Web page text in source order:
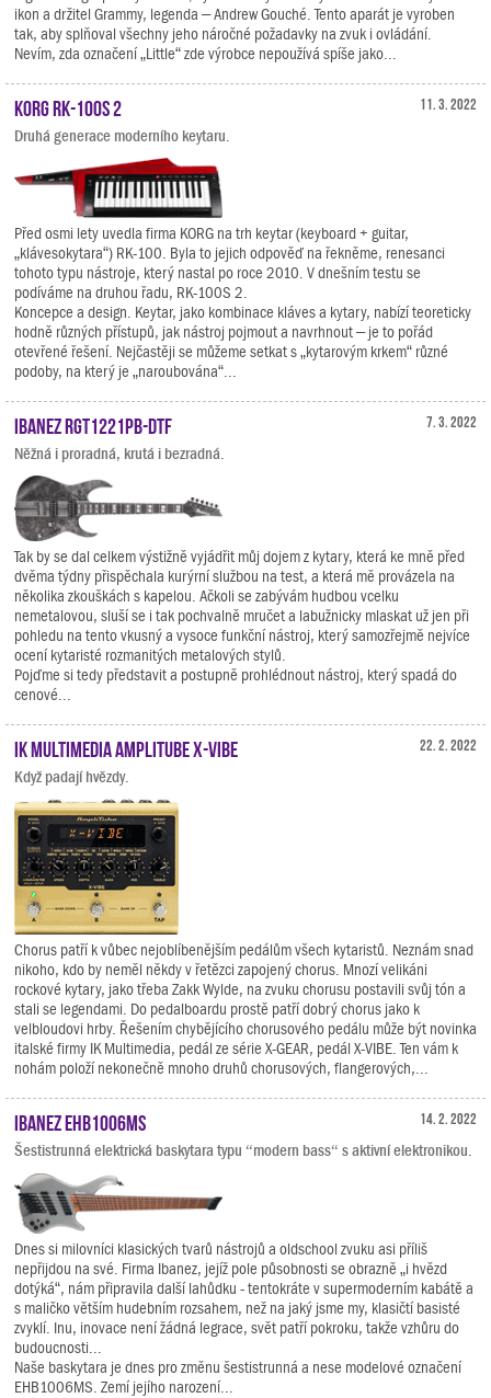
ikon a držitel Grammy, legenda – Andrew Gouché. Tento aparát je vyroben
tak, aby splňoval všechny jeho náročné požadavky na zvuk i ovládání.
Nevím, zda označení „Little“ zde výrobce nepoužívá spíše jako...
11. 3. 2022
KORG RK-100S 2
Druhá generace moderního keytaru.
Před osmi lety uvedla firma KORG na trh keytar (keyboard + guitar,
„klávesokytara“) RK-100. Byla to jejich odpověď na řekněme, renesanci
tohoto typu nástroje, který nastal po roce 2010. V dnešním testu se
podíváme na druhou řadu, RK-100S 2.
Koncepce a design. Keytar, jako kombinace kláves a kytary, nabízí teoreticky
hodně různých přístupů, jak nástroj pojmout a navrhnout – je to pořád
otevřené řešení. Nejčastěji se můžeme setkat s „kytarovým krkem“ různé
podoby, na který je „naroubována“...
7. 3. 2022
Ibanez RGT1221PB-DTF
Něžná i proradná, krutá i bezradná.
Tak by se dal celkem výstižně vyjádřit můj dojem z kytary, která ke mně před
dvěma týdny přispěchala kurýrní službou na test, a která mě provázela na
několika zkouškách s kapelou. Ačkoli se zabývám hudbou vcelku
nemetalovou, sluší se i tak pochvalně mručet a labužnicky mlaskat už jen při
pohledu na tento vkusný a vysoce funkční nástroj, který samozřejmě nejvíce
ocení kytaristé rozmanitých metalových stylů.
Pojďme si tedy představit a postupně prohlédnout nástroj, který spadá do
cenové...
22. 2. 2022
IK Multimedia AmpliTube X-VIBE
Když padají hvězdy.
Chorus patří k vůbec nejoblíbenějším pedálům všech kytaristů. Neznám snad
nikoho, kdo by neměl někdy v řetězci zapojený chorus. Mnozí velikáni
rockové kytary, jako třeba Zakk Wylde, na zvuku chorusu postavili svůj tón a
stali se legendami. Do pedalboardu prostě patří dobrý chorus jako k
velbloudovi hrby. Řešením chybějícího chorusového pedálu může být novinka
italské firmy IK Multimedia, pedál ze série X-GEAR, pedál X-VIBE. Ten vám k
nohám položí nekonečně mnoho druhů chorusových, flangerových,...
14. 2. 2022
Ibanez EHB1006MS
Šestistrunná elektrická baskytara typu “modern bass“ s aktivní elektronikou.
Dnes si milovníci klasických tvarů nástrojů a oldschool zvuku asi příliš
nepřijdou na své. Firma Ibanez, jejíž pole působnosti se obrazně „i hvězd
dotýká“, nám připravila další lahůdku - tentokráte v supermoderním kabátě a
s maličko větším hudebním rozsahem, než na jaký jsme my, klasičtí basisté
zvyklí. Inu, inovace není žádná legrace, svět patří pokroku, takže vzhůru do
budoucnosti...
Naše baskytara je dnes pro změnu šestistrunná a nese modelové označení
EHB1006MS. Zemí jejího narození...